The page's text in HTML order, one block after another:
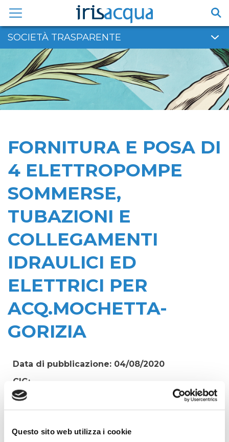
Questo sito web utilizza i cookie
contenuto
SOCIETÀ TRASPARENTE
FORNITURA E POSA DI
4 ELETTROPOMPE
SOMMERSE,
TUBAZIONI E
COLLEGAMENTI
IDRAULICI ED
ELETTRICI PER
ACQ.MOCHETTA-
GORIZIA
Data di pubblicazione: 04/08/2020
CIG:
6326211A75
Struttura proponente:
Tecnico